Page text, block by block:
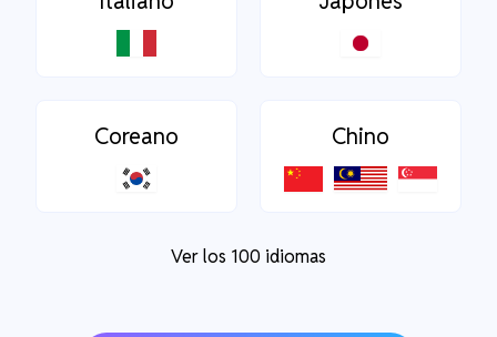
Coreano Chino
Ver los 100 idiomas